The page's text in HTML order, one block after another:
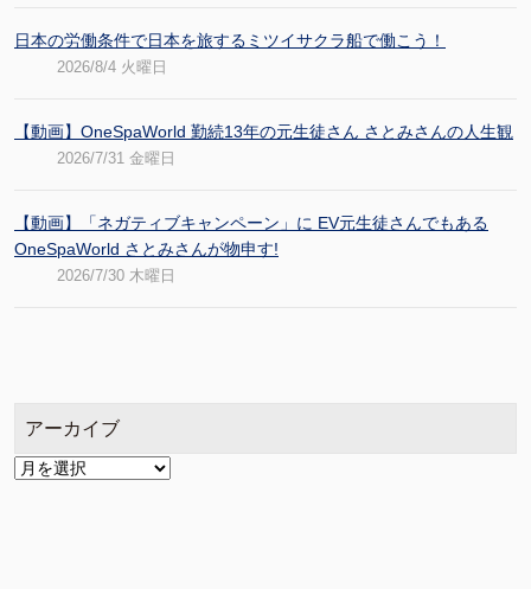
日本の労働条件で日本を旅するミツイサクラ船で働こう！
2026/8/4 火曜日
【動画】OneSpaWorld 勤続13年の元生徒さん さとみさんの人生観
2026/7/31 金曜日
【動画】「ネガティブキャンペーン」に EV元生徒さんでもある
OneSpaWorld さとみさんが物申す!
2026/7/30 木曜日
アーカイブ
ア